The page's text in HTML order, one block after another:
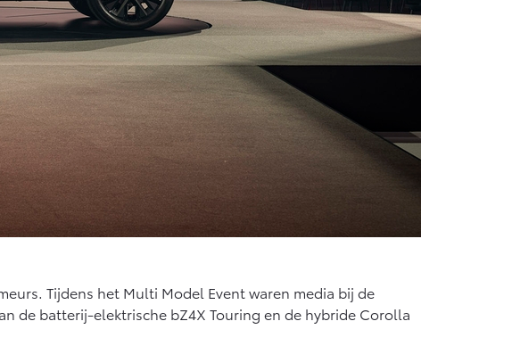
Tijdens het Multi Model Event waren media bij de
de batterij-elektrische bZ4X Touring en de hybride Corolla